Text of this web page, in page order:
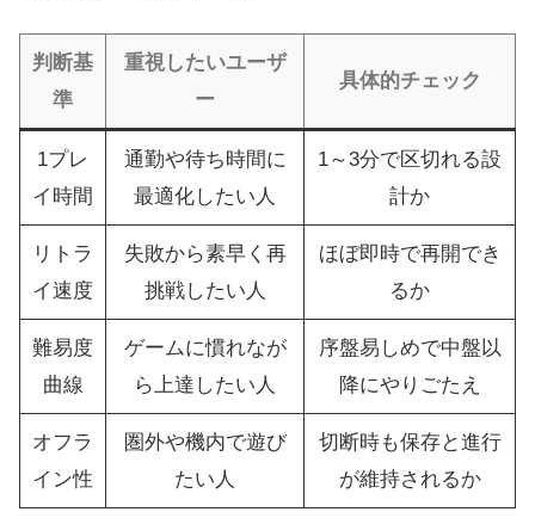
判断基
準
重視したいユーザ
ー
具体的チェック
1プレ
イ時間
通勤や待ち時間に
最適化したい人
1～3分で区切れる設
計か
リトラ
イ速度
失敗から素早く再
挑戦したい人
ほぼ即時で再開でき
るか
難易度
曲線
ゲームに慣れなが
ら上達したい人
序盤易しめで中盤以
降にやりごたえ
オフラ
イン性
圏外や機内で遊び
たい人
切断時も保存と進行
が維持されるか